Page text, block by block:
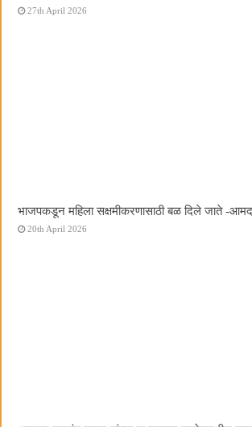
27th April 2026
भाजपकडून महिला सक्षमीकरणासाठी बळ दिले जाते -
20th April 2026